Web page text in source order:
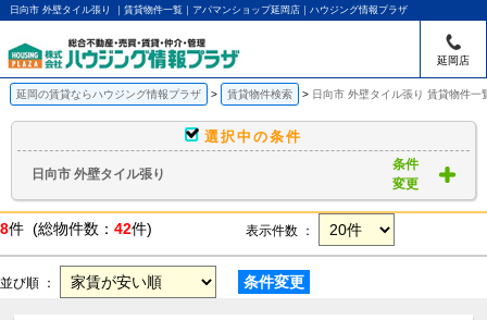
日向市 外壁タイル張り ｜賃貸物件一覧｜アパマンショップ延岡店｜ハウジング情報プラザ
延岡店
延岡の賃貸ならハウジング情報プラザ 賃貸物件検索 日向市 外壁タイル張り 賃貸物件一
選択中の条件
日向市 外壁タイル張り
条件
変更
8件 (総物件数： 42件) 表示件数 ：
並び順 ： 条件変更